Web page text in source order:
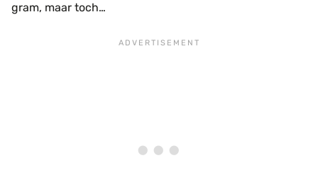
gram, maar toch…